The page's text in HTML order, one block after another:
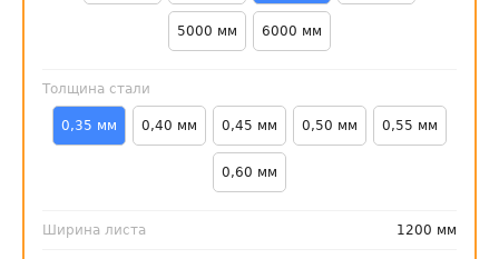
5000 мм 6000 мм
Толщина стали
0,35 мм 0,40 мм 0,45 мм 0,50 мм 0,55 мм
0,60 мм
Ширина листа 1200 мм